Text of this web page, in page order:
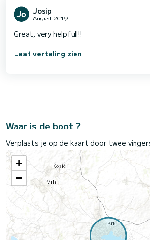
Josip
August 2019
Great, very helpfull!!
Laat vertaling zien
Waar is de boot ?
Verplaats je op de kaart door twee
+
−